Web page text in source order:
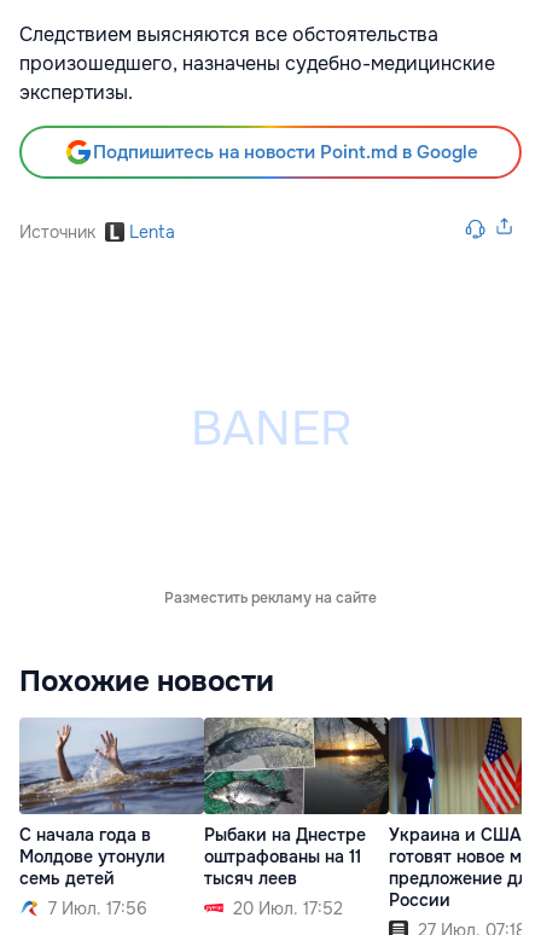
Следствием выясняются все обстоятельства
произошедшего, назначены судебно-медицинские
экспертизы.
Подпишитесь на новости Point.md в Google
Источник Lenta
Разместить рекламу на сайте
Похожие новости
С начала года в
Молдове утонули
семь детей
7 Июл. 17:56
Рыбаки на Днестре
оштрафованы на 11
тысяч леев
20 Июл. 17:52
Украина и США
готовят новое
предложение для
России
27 Июл. 07:18